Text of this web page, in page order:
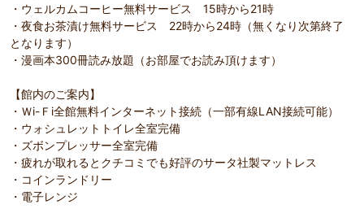
・ウェルカムコーヒー無料サービス 15時から21時
・夜食お茶漬け無料サービス 22時から24時（無くなり次第終了
となります）
・漫画本300冊読み放題（お部屋でお読み頂けます）
【館内のご案内】
・Ｗi-Ｆi全館無料インターネット接続（一部有線LAN接続可能）
・ウォシュレットトイレ全室完備
・ズボンプレッサー全室完備
・疲れが取れるとクチコミでも好評のサータ社製マットレス
・コインランドリー
・電子レンジ